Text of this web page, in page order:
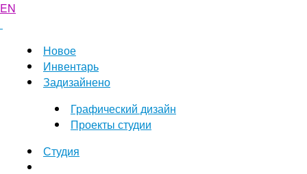
EN
Новое
Инвентарь
Задизайнено
Графический дизайн
Проекты студии
Студия